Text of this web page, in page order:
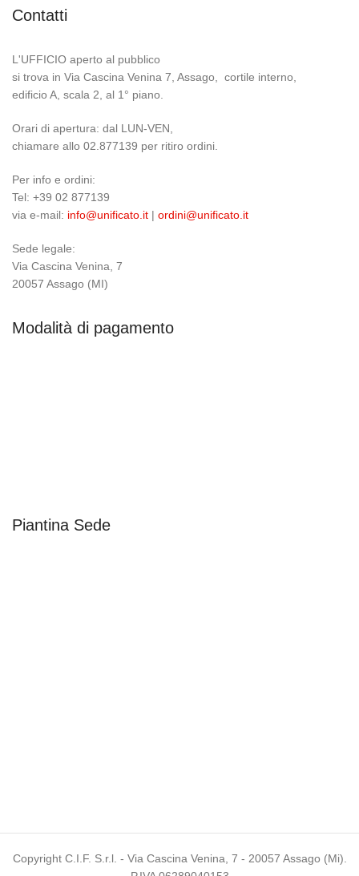
Contatti
L'UFFICIO aperto al pubblico
si trova in Via Cascina Venina 7, Assago, cortile interno,
edificio A, scala 2, al 1° piano.
Orari di apertura: dal LUN-VEN,
chiamare allo 02.877139 per ritiro ordini.
Per info e ordini:
Tel: +39 02 877139
via e-mail: info@unificato.it | ordini@unificato.it
Sede legale:
Via Cascina Venina, 7
20057 Assago (MI)
Modalità di pagamento
Piantina Sede
Copyright C.I.F. S.r.l. - Via Cascina Venina, 7 - 20057 Assago (Mi).